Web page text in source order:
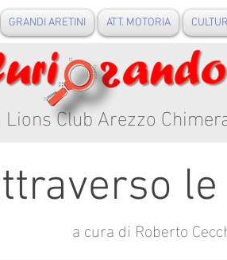
GRANDI ARETINI ATT. MOTORIA
Club Arezzo
a cura di Roberto